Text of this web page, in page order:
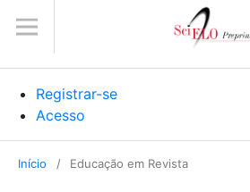
Registrar-se
Acesso
Início / Educação em Revista